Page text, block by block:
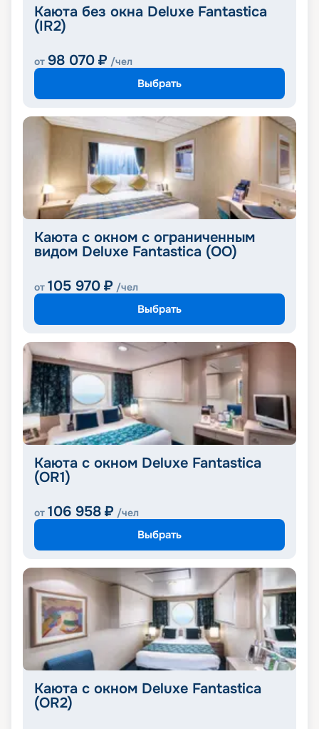
Каюта без окна Deluxe Fantastica
(IR2)
от 98 070 ₽ /чел
Выбрать
Каюта с окном с ограниченным
видом Deluxe Fantastica (OO)
от 105 970 ₽ /чел
Выбрать
Каюта с окном Deluxe Fantastica
(OR1)
от 106 958 ₽ /чел
Выбрать
Каюта с окном Deluxe Fantastica
(OR2)